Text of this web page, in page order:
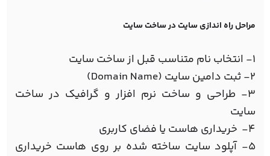
مراحل راه اندازی سایت در ساخت سایت
1- انتخاب نام متناسب قبل از ساخت سایت
2- ثبت دامین سایت (Domain Name)
3- طراحي و ساخت نرم افزار و گرافیک در ساخت
سایت
4- خريداری هاست یا فضای کاربری
5- آپلود سایت ساخته شده بر روی هاست خریداری